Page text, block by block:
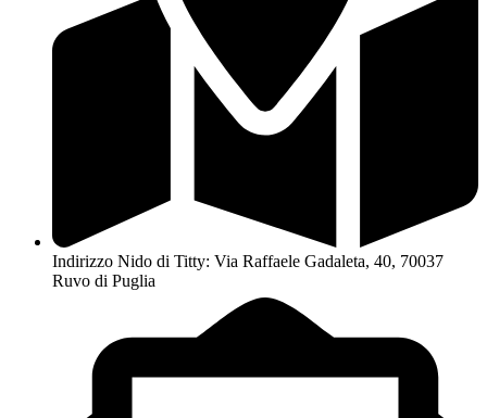
Indirizzo Nido di Titty: Via Raffaele Gadaleta, 40, 70037
Ruvo di Puglia